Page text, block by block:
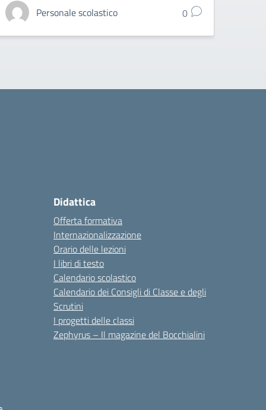
Personale scolastico 0
Didattica
Offerta formativa
Internazionalizzazione
Orario delle lezioni
I libri di testo
Calendario scolastico
Calendario dei Consigli di Classe e degli
Scrutini
I progetti delle classi
Zephyrus – Il magazine del Bocchialini